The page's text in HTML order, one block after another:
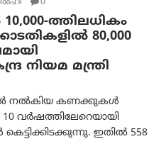
0
ത്തിലധികം
80,000
നിയമ മന്ത്രി
നൽകിയ കണക്കുകൾ
വർഷത്തിലേറെയായി
ഇതിൽ 558